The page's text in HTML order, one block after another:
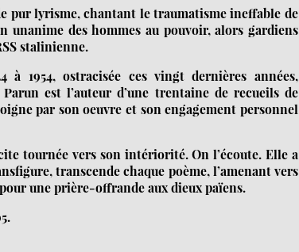
pur lyrisme, chantant le traumatisme ineffable de
des hommes au pouvoir, alors gardiens
stalinienne.
1954, ostracisée ces vingt dernières années,
est l’auteur d’une trentaine de recueils de
par son oeuvre et son engagement personnel
tournée vers son intériorité. On l’écoute. Elle a
transcende chaque poème, l’amenant vers
une prière-offrande aux dieux païens.